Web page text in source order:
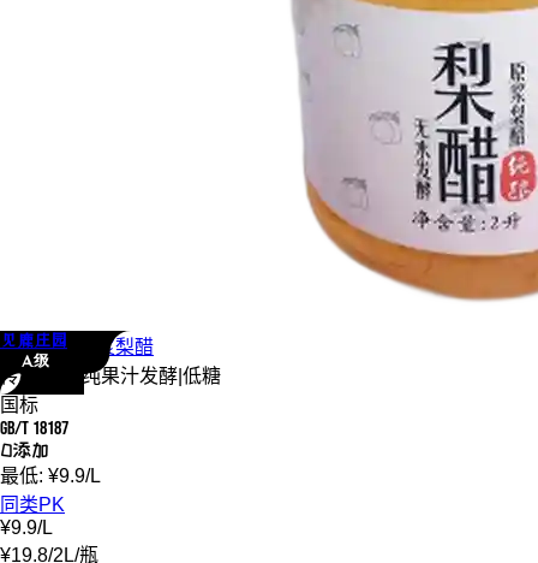
见鹿庄园
A级
见鹿庄园
原浆梨醋
传统发酵
纯果汁发酵 低糖
国标
GB/T 18187
0添加
最低: ¥9.9/L
同类PK
¥9.9/L
¥19.8/2L/瓶